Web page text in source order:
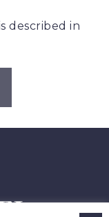
described in